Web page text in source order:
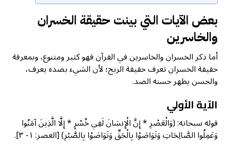
بعض الآيات التي بينت حقيقة الخسران
والخاسرين
أما ذكر الخسران والخاسرين في القرآن فهو کثير ومتنوع، وبمعرفة
حقيقة الخسران تعرف حقيقة الربح؛ لأن الشيء بضده يعرف،
والحسن يظهر حسنه الضد.
الآية الأولي
قوله سبحانه: (وَالْعَصْرِ * إِنَّ الْإِنسَانَ لَفِي خُسْرٍ * إِلَّا الَّذِينَ آمَنُوا
وَعَمِلُوا الصَّالِحَاتِ وَتَوَاصَوْا بِالْحَقِّ وَتَوَاصَوْا بِالصَّبْرِ) [العصر: ١- ٣].